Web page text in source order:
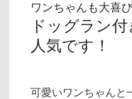
ワンちゃんも大喜
ドッグラン
人気です！
可愛いワンちゃんと